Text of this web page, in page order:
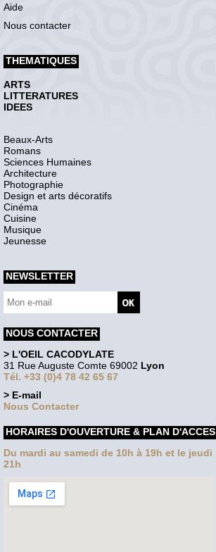
Aide
Nous contacter
THEMATIQUES
ARTS
LITTERATURES
IDEES
Beaux-Arts
Romans
Sciences Humaines
Architecture
Photographie
Design et arts décoratifs
Cinéma
Cuisine
Musique
Jeunesse
NEWSLETTER
NOUS CONTACTER
> L'OEIL CACODYLATE
31 Rue Auguste Comte 69002 Lyon
Tél. +33 (0)4 78 42 65 67
> E-mail
Nous Contacter
HORAIRES D'OUVERTURE & PLAN D'ACCES
Du mardi au samedi de 10h à 19h et le jeudi
21h